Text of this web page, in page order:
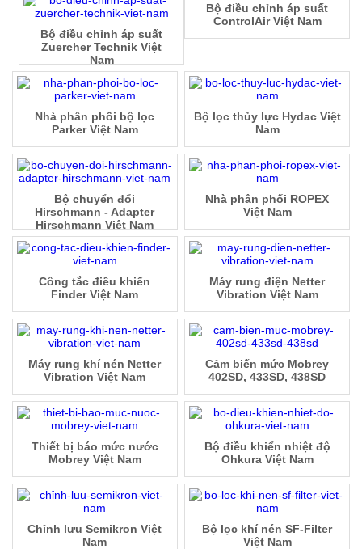
Bộ điều chỉnh áp suất
ControlAir Việt Nam
Bộ điều chỉnh áp suất
Zuercher Technik Việt
Nam
Nhà phân phối bộ lọc
Parker Việt Nam
Bộ lọc thủy lực Hydac Việt
Nam
Bộ chuyển đổi
Hirschmann - Adapter
Hirschmann Việt Nam
Nhà phân phối ROPEX
Việt Nam
Công tắc điều khiển
Finder Việt Nam
Máy rung điện Netter
Vibration Việt Nam
Máy rung khí nén Netter
Vibration Việt Nam
Cảm biến mức Mobrey
402SD, 433SD, 438SD
Thiết bị báo mức nước
Mobrey Việt Nam
Bộ điều khiển nhiệt độ
Ohkura Việt Nam
Chỉnh lưu Semikron Việt
Nam
Bộ lọc khí nén SF-Filter
Việt Nam